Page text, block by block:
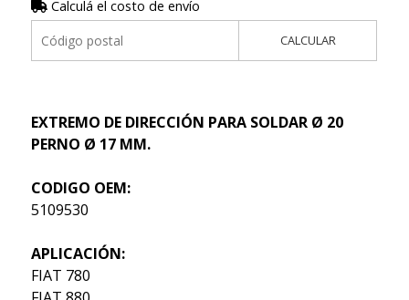
Calculá el costo de envío
CALCULAR
EXTREMO DE DIRECCIÓN PARA SOLDAR Ø 20
PERNO Ø 17 MM.
CODIGO OEM:
5109530
APLICACIÓN:
FIAT 780